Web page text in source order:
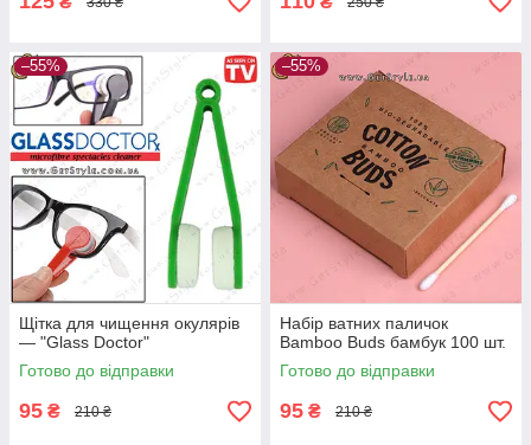
–55%
Щітка для чищення окулярів
— "Glass Doctor"
Готово до відправки
95 ₴ 210 ₴
–55%
Набір ватних паличок
Bamboo Buds бамбук 100 шт.
Готово до відправки
95 ₴ 210 ₴